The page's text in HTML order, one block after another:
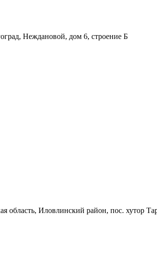
Неждановой, дом 6, строение Б
область, Иловлинский район, пос. хутор